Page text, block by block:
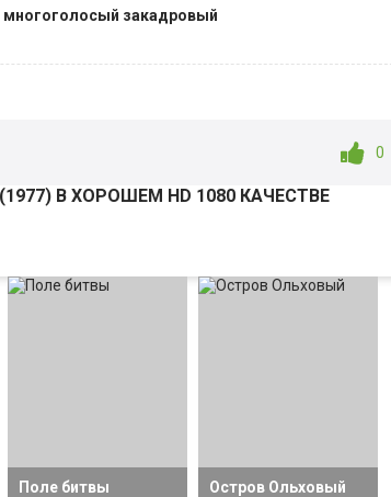
закадровый
0
1977) В ХОРОШЕМ HD 1080 КАЧЕСТВЕ
Поле битвы Остров Ольховый